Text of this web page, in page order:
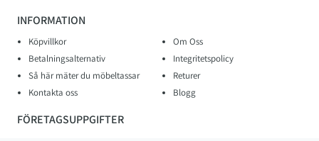
INFORMATION
Köpvillkor
Om Oss
Betalningsalternativ
Integritetspolicy
Så här mäter du möbeltassar
Returer
Kontakta oss
Blogg
FÖRETAGSUPPGIFTER